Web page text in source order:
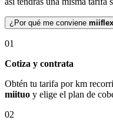
¿Por qué me conviene miiflex
01
Cotiza y contrata
Obtén tu tarifa por km
miituo y elige el plan de
02